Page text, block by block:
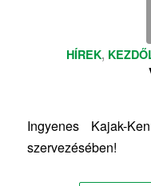
HÍREK,
Ingyenes Kajak-
szervezésében!